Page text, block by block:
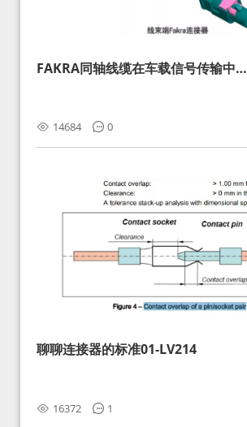
FAKRA同轴线缆在车载信号传输中的
14684 0
聊聊连接器的标准01-LV214
16372 1